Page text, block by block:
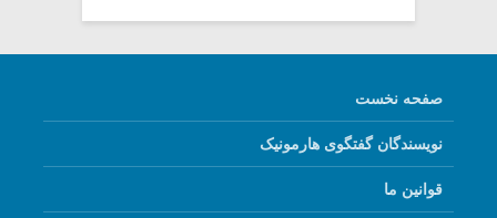
صفحه نخست
نویسندگان گفتگوی هارمونیک
قوانین ما